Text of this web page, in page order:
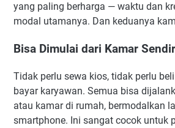
yang paling berharga — waktu dan
modal utamanya. Dan keduanya
Bisa Dimulai dari Kamar
Tidak perlu sewa kios, tidak perlu
bayar karyawan. Semua bisa
atau kamar di rumah, bermodalkan
smartphone. Ini sangat cocok untuk